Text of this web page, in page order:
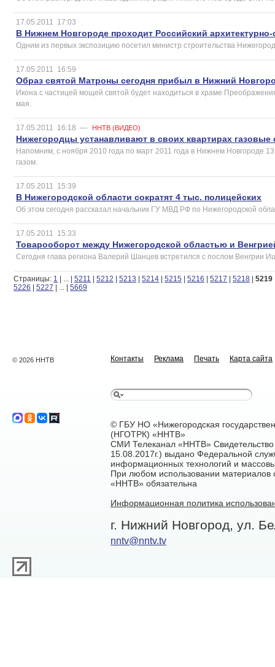
17.05.2011 17:03
В Нижнем Новгороде проходит Российский
Одним из первых экспозицию посетил министр строительства
17.05.2011 16:59
Образ святой Матроны сегодня прибыл в Нижний
Икона с частицей мощей святой будет находиться в храме
мая.
17.05.2011 16:18 — ННТВ (ВИДЕО)
Нижегородцы устанавливают в своих квартирах газовые
Напомним, с ноября 2010 года по март 2011 года в Нижнем Новгороде
газом.
17.05.2011 15:39
В Нижегородской области сократят 4 тыс. полицейских
Об этом сегодня рассказал начальник ГУ МВД РФ по Нижегородской
17.05.2011 15:33
Товарооборот между Нижегородской областью и
Сегодня глава региона Валерий Шанцев встретился с послом Венгрии
Страницы: 1 | | 5211 | 5212 | 5213 | 5214 | 5215 | 5216 | 5217 | 5218 | 5219
5226 | 5227 | | 5669
© 2026 ННТВ Контакты Реклама Печать Карта сайта
© ГБУ НО «Нижегородская
(НГОТРК) «ННТВ»
СМИ Телеканал «ННТВ»
15.08.2017г.) выдано Федеральной
информационных технологий и
При любом использовании материалов
«ННТВ» обязательна
Информационная политика
г. Нижний Новгород, ул.
nntv@nntv.tv